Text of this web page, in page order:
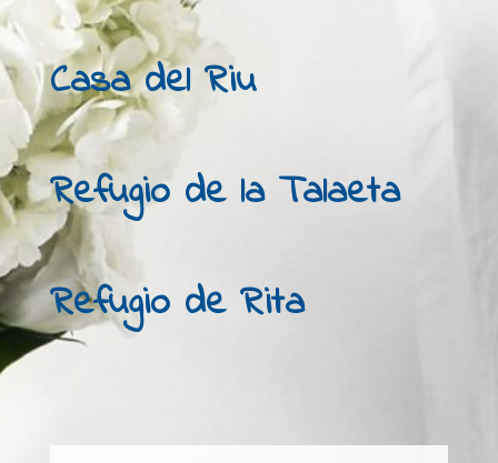
Casa del Riu
Refugio de la Talaeta
Refugio de Rita